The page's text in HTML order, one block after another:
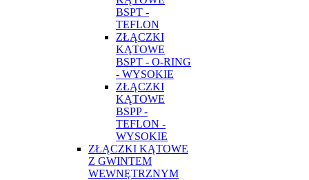
BSPT -
TEFLON
ZŁĄCZKI
KĄTOWE
BSPT - O-RING
- WYSOKIE
ZŁĄCZKI
KĄTOWE
BSPP -
TEFLON -
WYSOKIE
ZŁĄCZKI KĄTOWE
Z GWINTEM
WEWNĘTRZNYM